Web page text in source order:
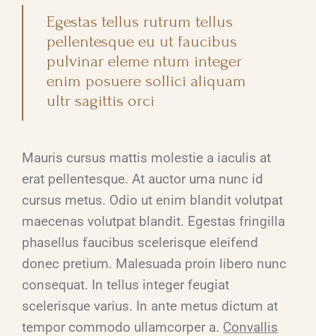
Egestas tellus rutrum tellus
pellentesque eu ut faucibus
pulvinar eleme ntum integer
enim posuere sollici aliquam
ultr sagittis orci
Mauris cursus mattis molestie a iaculis at
erat pellentesque. At auctor urna nunc id
cursus metus. Odio ut enim blandit volutpat
maecenas volutpat blandit. Egestas fringilla
phasellus faucibus scelerisque eleifend
donec pretium. Malesuada proin libero nunc
consequat. In tellus integer feugiat
scelerisque varius. In ante metus dictum at
tempor commodo ullamcorper a. Convallis